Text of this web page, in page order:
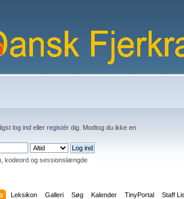
log ind eller registér dig. Modtog du ikke en
kodeord og sessionslængde
Leksikon Galleri Søg Kalender TinyPortal Staff